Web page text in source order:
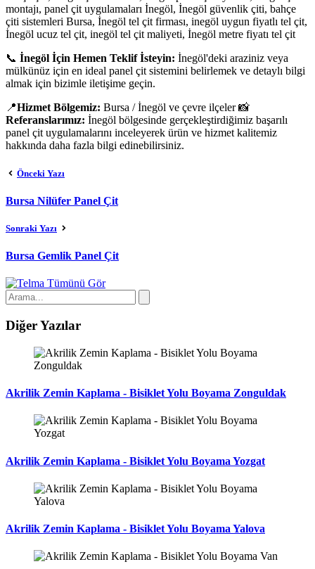
montajı, panel çit uygulamaları İnegöl, İnegöl güvenlik çiti, bahçe
çiti sistemleri Bursa, İnegöl tel çit firması, inegöl uygun fiyatlı tel çit,
İnegöl ucuz tel çit, inegöl tel çit maliyeti, İnegöl metre fiyatı tel çit
📞 İnegöl İçin Hemen Teklif İsteyin: İnegöl'deki araziniz veya
mülkünüz için en ideal panel çit sistemini belirlemek ve detaylı bilgi
almak için bizimle iletişime geçin.
📍Hizmet Bölgemiz: Bursa / İnegöl ve çevre ilçeler 📸
Referanslarımız: İnegöl bölgesinde gerçekleştirdiğimiz başarılı
panel çit uygulamalarını inceleyerek ürün ve hizmet kalitemiz
hakkında daha fazla bilgi edinebilirsiniz.
Önceki Yazı
Bursa Nilüfer Panel Çit
Sonraki Yazı
Bursa Gemlik Panel Çit
Tümünü Gör
Diğer Yazılar
Akrilik Zemin Kaplama - Bisiklet Yolu Boyama Zonguldak
Akrilik Zemin Kaplama - Bisiklet Yolu Boyama Yozgat
Akrilik Zemin Kaplama - Bisiklet Yolu Boyama Yalova